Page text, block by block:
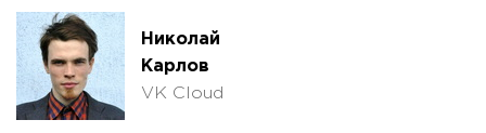
Николай
Карлов
VK Cloud